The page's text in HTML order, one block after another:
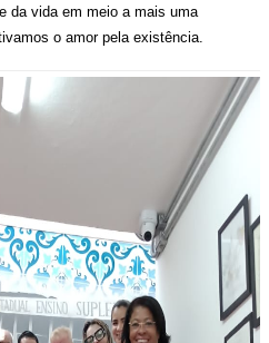
da vida em meio a mais uma
o amor pela existência.